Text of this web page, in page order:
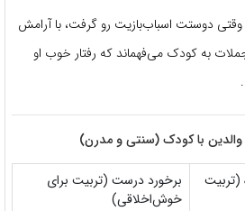
دوستت اسباب‌بازیت رو گرفت، با آرامش
به کودک می‌فهماند که رفتار خوب او
با کودک (سنتی و مدرن)
(تربیت
برخورد درست (تربیت برای
خوش‌اخلاقی)